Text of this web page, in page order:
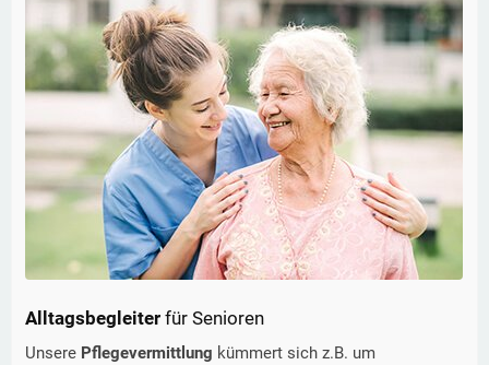
Alltagsbegleiter für Senioren
Unsere Pflegevermittlung kümmert sich z.B. um